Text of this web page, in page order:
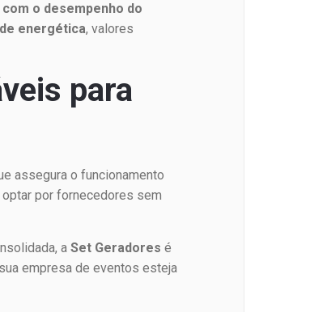
o desempenho do
energética, valores
para
assegura o funcionamento
por fornecedores sem
aSet Geradores é
empresa de eventos esteja